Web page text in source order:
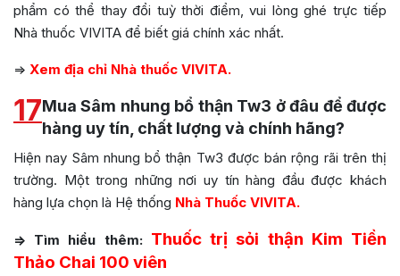
phẩm có thể thay đổi tuỳ thời điểm, vui lòng ghé trực tiếp
Nhà thuốc VIVITA để biết giá chính xác nhất.
=> Xem địa chỉ Nhà thuốc VIVITA.
17Mua Sâm nhung bổ thận Tw3 ở đâu để được
hàng uy tín, chất lượng và chính hãng?
Hiện nay Sâm nhung bổ thận Tw3 được bán rộng rãi trên thị
trường. Một trong những nơi uy tín hàng đầu được khách
hàng lựa chọn là Hệ thống Nhà Thuốc VIVITA.
=> Tìm hiểu thêm: Thuốc trị sỏi thận Kim Tiền
Thảo Chai 100 viên